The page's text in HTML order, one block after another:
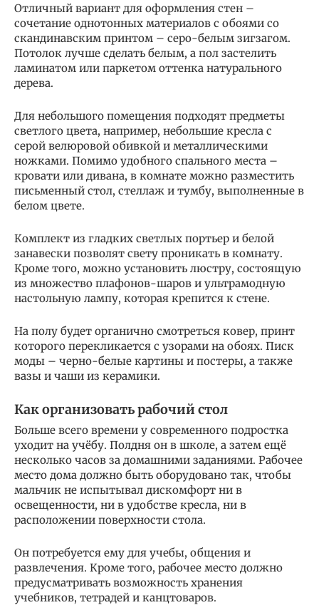
Отличный вариант для оформления стен –
сочетание однотонных материалов с обоями со
скандинавским принтом – серо-белым зигзагом.
Потолок лучше сделать белым, а пол застелить
ламинатом или паркетом оттенка натурального
дерева.
Для небольшого помещения подходят предметы
светлого цвета, например, небольшие кресла с
серой велюровой обивкой и металлическими
ножками. Помимо удобного спального места –
кровати или дивана, в комнате можно разместить
письменный стол, стеллаж и тумбу, выполненные в
белом цвете.
Комплект из гладких светлых портьер и белой
занавески позволят свету проникать в комнату.
Кроме того, можно установить люстру, состоящую
из множество плафонов-шаров и ультрамодную
настольную лампу, которая крепится к стене.
На полу будет органично смотреться ковер, принт
которого перекликается с узорами на обоях. Писк
моды – черно-белые картины и постеры, а также
вазы и чаши из керамики.
Как организовать рабочий стол
Больше всего времени у современного подростка
уходит на учёбу. Полдня он в школе, а затем ещё
несколько часов за домашними заданиями. Рабочее
место дома должно быть оборудовано так, чтобы
мальчик не испытывал дискомфорт ни в
освещенности, ни в удобстве кресла, ни в
расположении поверхности стола.
Он потребуется ему для учебы, общения и
развлечения. Кроме того, рабочее место должно
предусматривать возможность хранения
учебников, тетрадей и канцтоваров.